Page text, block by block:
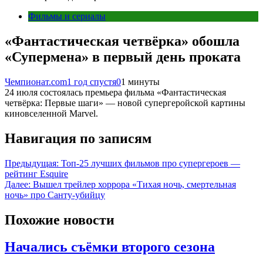
Фильмы и сериалы
«Фантастическая четвёрка» обошла
«Супермена» в первый день проката
Чемпионат.com1 год спустя01 минуты
24 июля состоялась премьера фильма «Фантастическая
четвёрка: Первые шаги» — новой супергеройской картины
киновселенной Marvel.
Навигация по записям
Предыдущая: Топ-25 лучших фильмов про супергероев —
рейтинг Esquire
Далее: Вышел трейлер хоррора «Тихая ночь, смертельная
ночь» про Санту-убийцу
Похожие новости
Начались съёмки второго сезона